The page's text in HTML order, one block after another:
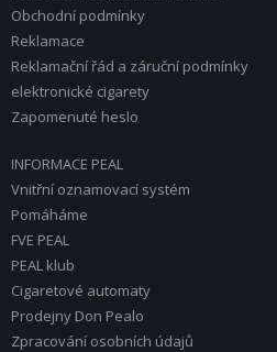
Obchodní podmínky
Reklamace
Reklamační řád a záruční podmínky
elektronické cigarety
Zapomenuté heslo
INFORMACE PEAL
Vnitřní oznamovací systém
Pomáháme
FVE PEAL
PEAL klub
Cigaretové automaty
Prodejny Don Pealo
Zpracování osobních údajů